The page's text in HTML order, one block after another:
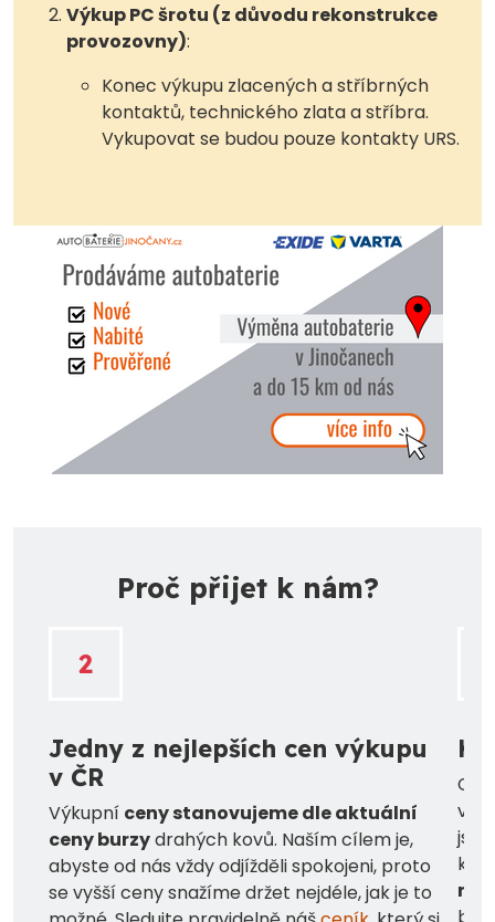
Výkup PC šrotu (z důvodu rekonstrukce
provozovny):
Konec výkupu zlacených a stříbrných
kontaktů, technického zlata a stříbra.
Vykupovat se budou pouze kontakty URS.
Proč přijet k nám?
2
Jedny z nejlepších cen výkupu
v ČR
Výkupní ceny stanovujeme dle aktuální
ceny burzydrahých kovů. Naším cílem je,
abyste od nás vždy odjížděli spokojeni, proto
se vyšší ceny snažíme držet nejdéle, jak je to
k
byli